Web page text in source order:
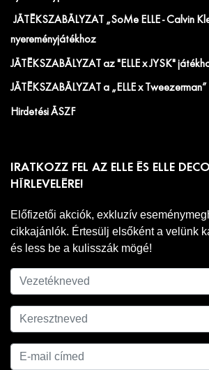
JÁTÉKSZABÁLYZAT „SoMe ELLE - Calvin
nyereményjátékhoz
JÁTÉKSZABÁLYZAT az "ELLE x JYSK"
JÁTÉKSZABÁLYZAT a „ELLE x
Hirdetési ÁSZF
IRATKOZZ FEL AZ ELLE ÉS ELLE
HÍRLEVELÉRE!
Előfizetői akciók, exkluzív
cikkajánlók. Értesülj elsőként a velünk
és less be a kulisszák mögé!